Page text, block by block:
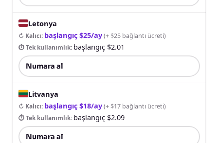
Letonya
↻ Kalıcı: başlangıç $25/ay(+ $25 bağlantı ücreti)
⏱ Tek kullanımlık: başlangıç $2.01
Numara al
Litvanya
↻ Kalıcı: başlangıç $18/ay(+ $17 bağlantı ücreti)
⏱ Tek kullanımlık: başlangıç $2.09
Numara al